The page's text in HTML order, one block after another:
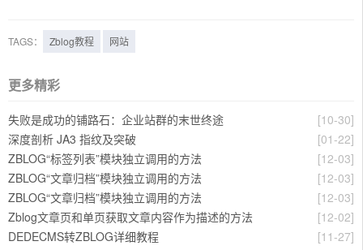
TAGS： Zblog教程 网站
更多精彩
[10-30]
失败是成功的铺路石：企业站群的末世终途
[01-22]
深度剖析 JA3 指纹及突破
[12-03]
ZBLOG“标签列表”模块独立调用的方法
[12-03]
ZBLOG“文章归档”模块独立调用的方法
[12-03]
ZBLOG“文章归档”模块独立调用的方法
[12-02]
Zblog文章页和单页获取文章内容作为描述的方法
[11-27]
DEDECMS转ZBLOG详细教程